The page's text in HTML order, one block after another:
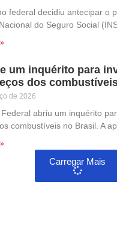
federal decidiu antecipar o
do Seguro Social
um inquérito para
dos
de 2026
abriu um inquérito
combustíveis no Brasil. A
Carregar Mais